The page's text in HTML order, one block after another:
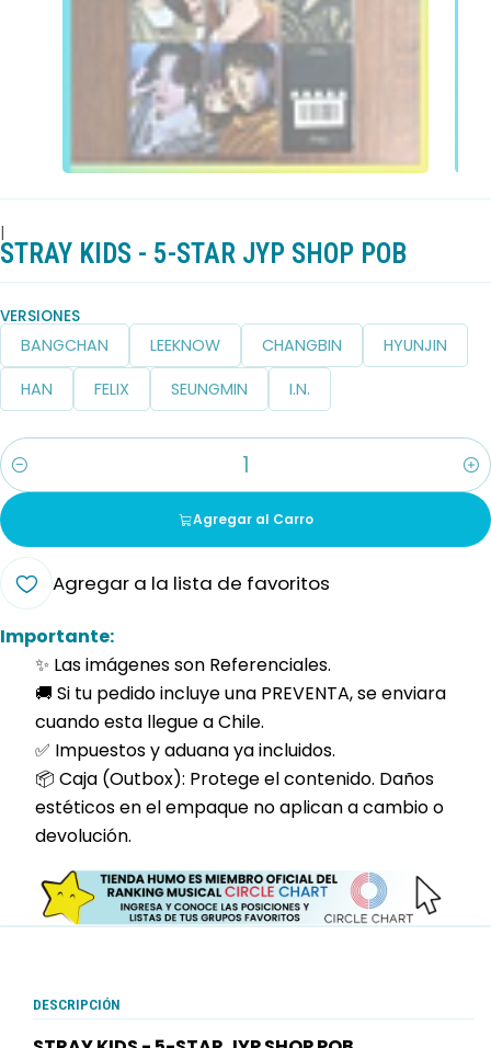
|
STRAY KIDS - 5-STAR JYP SHOP POB
VERSIONES
BANGCHAN LEEKNOW CHANGBIN
HYUNJIN
HAN
FELIX SEUNGMIN I.N.
Cantidad
Agregar al Carro
Agregar a la lista de favoritos
Importante:
✨ Las imágenes son Referenciales.
🚚 Si tu pedido incluye una PREVENTA, se enviara
cuando esta llegue a Chile.
✅ Impuestos y aduana ya incluidos.
📦 Caja (Outbox): Protege el contenido. Daños
estéticos en el empaque no aplican a cambio o
devolución.
DESCRIPCIÓN